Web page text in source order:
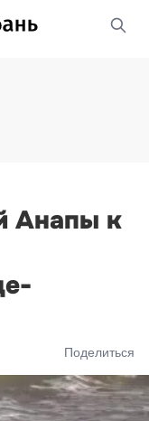
Анапы к
Поделиться